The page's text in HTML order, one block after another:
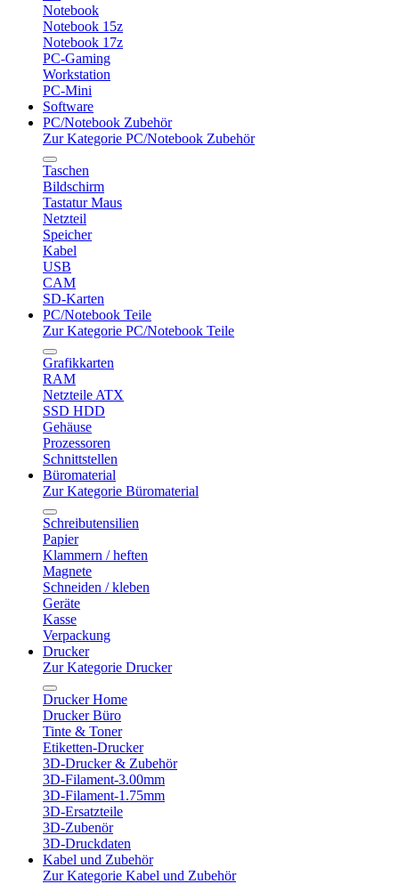
Notebook
Notebook 15z
Notebook 17z
PC-Gaming
Workstation
PC-Mini
Software
PC/Notebook Zubehör
Zur Kategorie PC/Notebook Zubehör
Taschen
Bildschirm
Tastatur Maus
Netzteil
Speicher
Kabel
USB
CAM
SD-Karten
PC/Notebook Teile
Zur Kategorie PC/Notebook Teile
Grafikkarten
RAM
Netzteile ATX
SSD HDD
Gehäuse
Prozessoren
Schnittstellen
Büromaterial
Zur Kategorie Büromaterial
Schreibutensilien
Papier
Klammern / heften
Magnete
Schneiden / kleben
Geräte
Kasse
Verpackung
Drucker
Zur Kategorie Drucker
Drucker Home
Drucker Büro
Tinte & Toner
Etiketten-Drucker
3D-Drucker & Zubehör
3D-Filament-3.00mm
3D-Filament-1.75mm
3D-Ersatzteile
3D-Zubenör
3D-Druckdaten
Kabel und Zubehör
Zur Kategorie Kabel und Zubehör